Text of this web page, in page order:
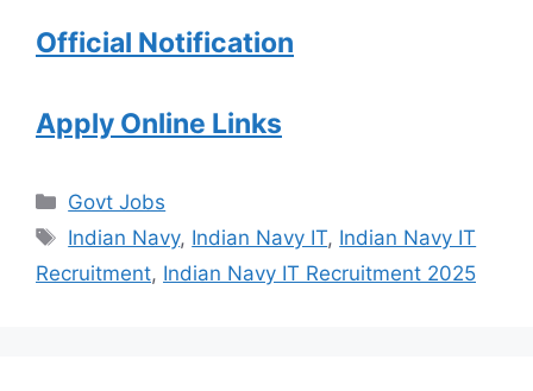
Official Notification
Apply Online Links
Categories
Govt Jobs
Tags
Indian Navy, Indian Navy IT, Indian Navy IT
Recruitment, Indian Navy IT Recruitment 2025